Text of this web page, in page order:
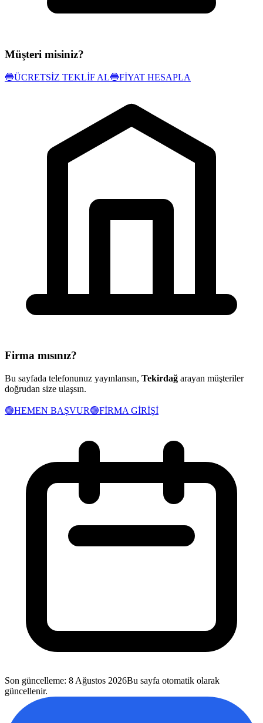
Müşteri misiniz?
🔵ÜCRETSİZ TEKLİF AL🔵FİYAT HESAPLA
Firma mısınız?
Bu sayfada telefonunuz yayınlansın, Tekirdağ arayan müşteriler
doğrudan size ulaşsın.
🟢HEMEN BAŞVUR🟢FİRMA GİRİŞİ
Son güncelleme: 8 Ağustos 2026Bu sayfa otomatik olarak
güncellenir.